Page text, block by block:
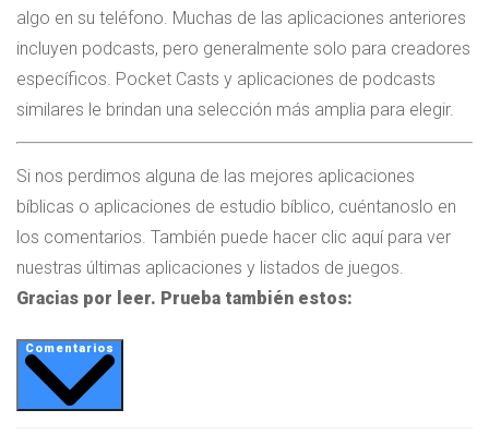
algo en su teléfono. Muchas de las aplicaciones anteriores
incluyen podcasts, pero generalmente solo para creadores
específicos. Pocket Casts y aplicaciones de podcasts
similares le brindan una selección más amplia para elegir.
Si nos perdimos alguna de las mejores aplicaciones
bíblicas o aplicaciones de estudio bíblico, cuéntanoslo en
los comentarios. También puede hacer clic aquí para ver
nuestras últimas aplicaciones y listados de juegos.
Gracias por leer. Prueba también estos:
Comentarios